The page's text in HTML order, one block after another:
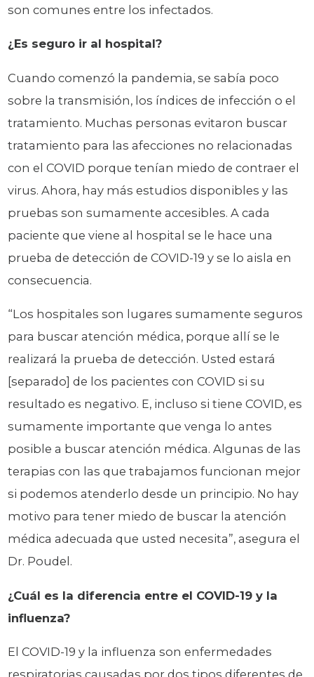
son comunes entre los infectados.
¿Es seguro ir al hospital?
Cuando comenzó la pandemia, se sabía poco
sobre la transmisión, los índices de infección o el
tratamiento. Muchas personas evitaron buscar
tratamiento para las afecciones no relacionadas
con el COVID porque tenían miedo de contraer el
virus. Ahora, hay más estudios disponibles y las
pruebas son sumamente accesibles. A cada
paciente que viene al hospital se le hace una
prueba de detección de COVID-19 y se lo aisla en
consecuencia.
“Los hospitales son lugares sumamente seguros
para buscar atención médica, porque allí se le
realizará la prueba de detección. Usted estará
[separado] de los pacientes con COVID si su
resultado es negativo. E, incluso si tiene COVID, es
sumamente importante que venga lo antes
posible a buscar atención médica. Algunas de las
terapias con las que trabajamos funcionan mejor
si podemos atenderlo desde un principio. No hay
motivo para tener miedo de buscar la atención
médica adecuada que usted necesita”, asegura el
Dr. Poudel.
¿Cuál es la diferencia entre el COVID-19 y la
influenza?
El COVID-19 y la influenza son enfermedades